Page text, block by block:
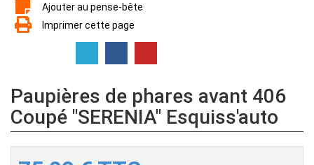
Ajouter au pense-bête
Imprimer cette page
Paupières de phares avant 406
Coupé "SERENIA" Esquiss'auto